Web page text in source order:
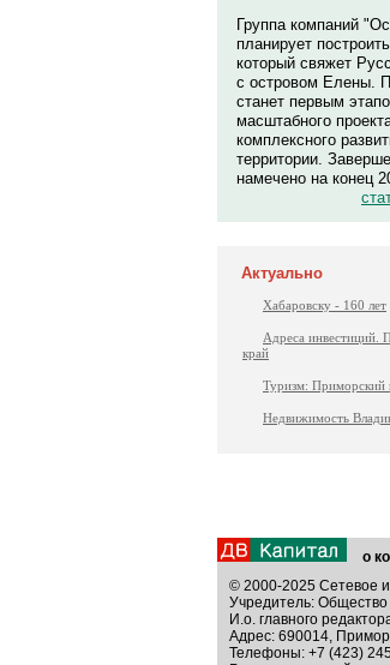
Группа компаний
планирует
который свяжет
с островом Елены.
станет первым
масштабного
комплексного
территории.
намечено на конец
Актуально
Хабаровску - 160 лет
Адреса инвестиций.
край
Туризм: Приморский
Недвижимость
о
© 2000-2025 Сетевое
Учредитель: Общество
И.о. главного
Адрес: 690014,
Телефоны: +7 (423)